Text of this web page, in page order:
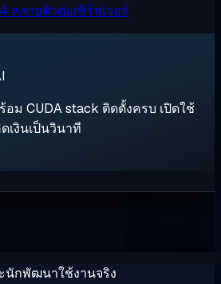
หลายตัวต่อเซิร์ฟเวอร์
ม CUDA stack ติดตั้งครบ เปิดใช้
เงินเป็นวินาที
กพัฒนาใช้งานจริง